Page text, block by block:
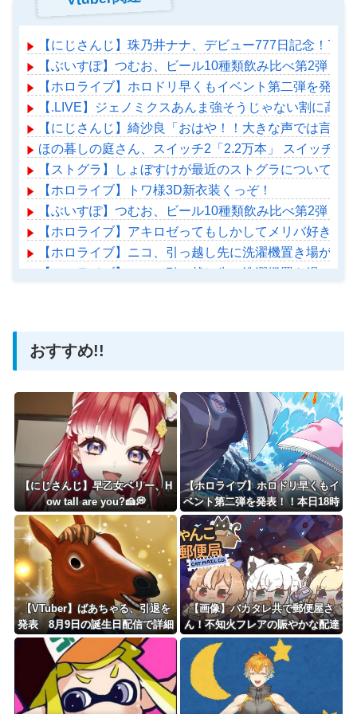
【にじさんじ】珠乃井ナナ、デビュー777日記念！77
【ぶいすぽ】つむお、ビール10種類飲み比べ第2弾！
【ホロライブ】ホロドリ早くもイベント第二弾を発表
【.LIVE】ジェノミクスあんま強そうじゃない割に高
【にじさんじ】綺沙良「おはや！！大きな声では言
ほの暮しの庭さん、スイッチ2「2.2万本」 スイッチ
【ストグラ】しょぼすけが最近のストグラについて教
【ホロライブ】トワ様3D新衣装くっぞ！
【ぶいすぽ】つむお、ビール10種類飲み比べ第2弾！
【ホロライブ】アキロゼってもしかしてメリバ好きか？
【ホロライブ】ニコ、引っ越し先に洗濯機置き場がない
【ホロライブ】ニコ、引っ越し先に洗濯機置き場がない
おすすめ!!
【にじさんじ】早乙女ベリー、H
ow tall are you?🍰💭
【ホロライブ】ホロドリ早くもイ
ベント第二弾を発表！！本日18時
に詳細公開
【VTuber】ばあちゃる、引退を
発表 8月9日の誕生日配信で詳細
を説明「ずっと続けられなくて本
当にごめんなさい」【8/9(日)15:0
0】
【画像】バカタレ共で郵便屋さ
ん！不知火フレアの賑やかな配達
劇に密着！白上フブキ 角巻わた
め